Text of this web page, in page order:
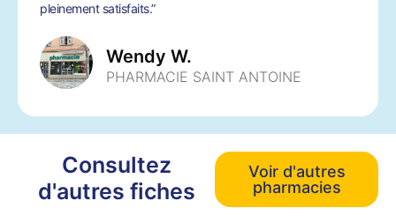
pleinement satisfaits.”
Wendy W.
PHARMACIE SAINT ANTOINE
Consultez
d'autres fiches
Voir d'autres
pharmacies